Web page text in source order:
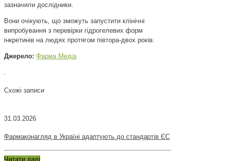
зазначили дослідники.
Вони очікують, що зможуть запустити клінічні
випробування з перевірки гідрогелевих форм
інкретинів на людях протягом півтора-двох років.
Джерело: Фарма Медіа
.
Схожі записи
31.03.2026
Фармаконагляд в Україні адаптують до стандартів ЄС
Читати далі